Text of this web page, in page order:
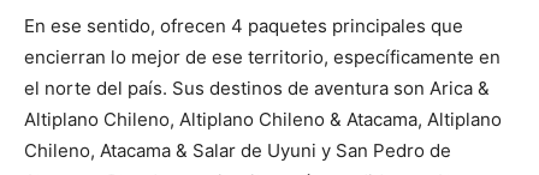
En ese sentido, ofrecen 4 paquetes principales que
encierran lo mejor de ese territorio, específicamente en
el norte del país. Sus destinos de aventura son Arica &
Altiplano Chileno, Altiplano Chileno & Atacama, Altiplano
Chileno, Atacama & Salar de Uyuni y San Pedro de